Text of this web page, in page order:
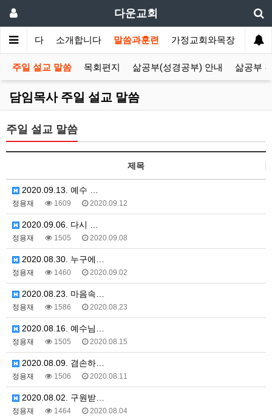
다운교회
영합니다 소개합니다 말씀과훈련 가정교회와목장 선교
주일 설교 말씀 목회편지 삶공부(성경공부) 안내 삶공부
담임목사 주일 설교 말씀
주일 설교 말씀
제목
2020.09.13. 예수 …
정용재 1609 2020.09.12
2020.09.06. 다시 …
정용재 1505 2020.09.08
2020.08.30. 누구에…
정용재 1460 2020.09.02
2020.08.23. 마음속…
정용재 1586 2020.08.23
2020.08.16. 예수님…
정용재 1505 2020.08.15
2020.08.09. 겸손하…
정용재 1506 2020.08.11
2020.08.02. 구원받…
정용재 1464 2020.08.04